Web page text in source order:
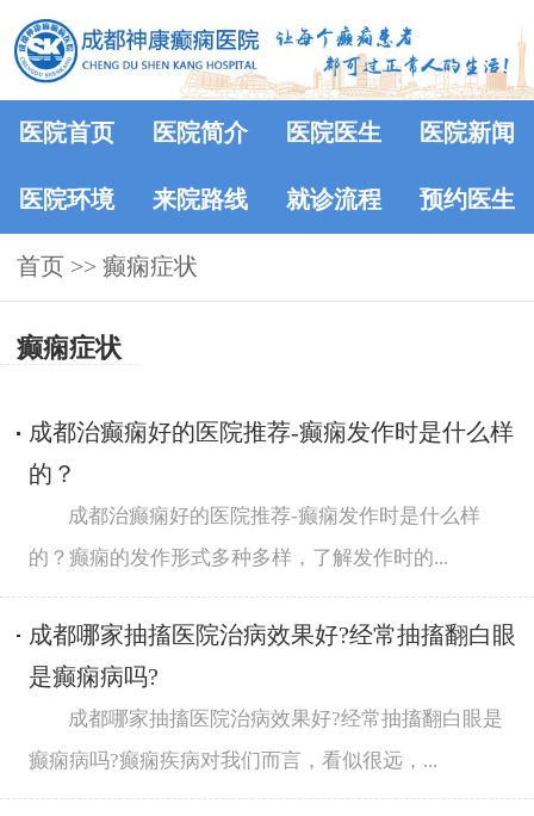
医院首页 医院简介 医院医生 医院新闻
医院环境 来院路线 就诊流程 预约医生
首页 >> 癫痫症状
癫痫症状
成都治癫痫好的医院推荐-癫痫发作时是什么样
的？
成都治癫痫好的医院推荐-癫痫发作时是什么样
的？癫痫的发作形式多种多样，了解发作时的...
成都哪家抽搐医院治病效果好?经常抽搐翻白眼
是癫痫病吗?
成都哪家抽搐医院治病效果好?经常抽搐翻白眼是
癫痫病吗?癫痫疾病对我们而言，看似很远，...